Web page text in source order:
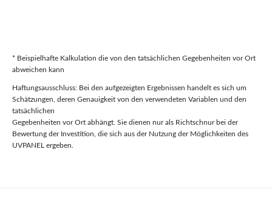
* Beispielhafte Kalkulation die von den tatsächlichen Gegebenheiten vor Ort
abweichen kann
Haftungsausschluss: Bei den aufgezeigten Ergebnissen handelt es sich um
Schätzungen, deren Genauigkeit von den verwendeten Variablen und den
tatsächlichen
Gegebenheiten vor Ort abhängt. Sie dienen nur als Richtschnur bei der
Bewertung der Investition, die sich aus der Nutzung der Möglichkeiten des
UVPANEL ergeben.